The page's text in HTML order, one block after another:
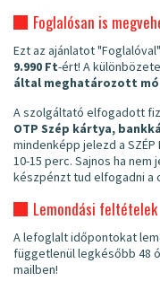
Foglalósan is
Ezt az ajánlatot
9.990 Ft-ért! A
által meghatározott
A szolgáltató elfogadott
OTP Szép kártya,
mindenképp jelezd a
10-15 perc. Sajnos ha
készpénzt tud elfogadni a
Lemondási feltételek
A lefoglalt időpontokat
függetlenül legkésőbb 48
mailben!